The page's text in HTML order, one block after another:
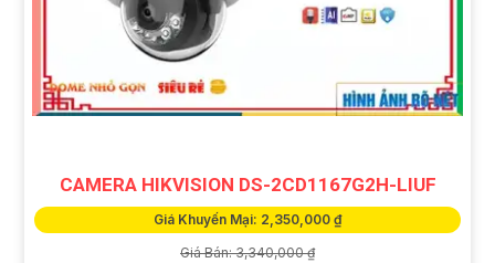
CAMERA HIKVISION DS-2CD1167G2H-LIUF
Giá Khuyến Mại: 2,350,000 ₫
Giá Bán: 3,340,000 ₫